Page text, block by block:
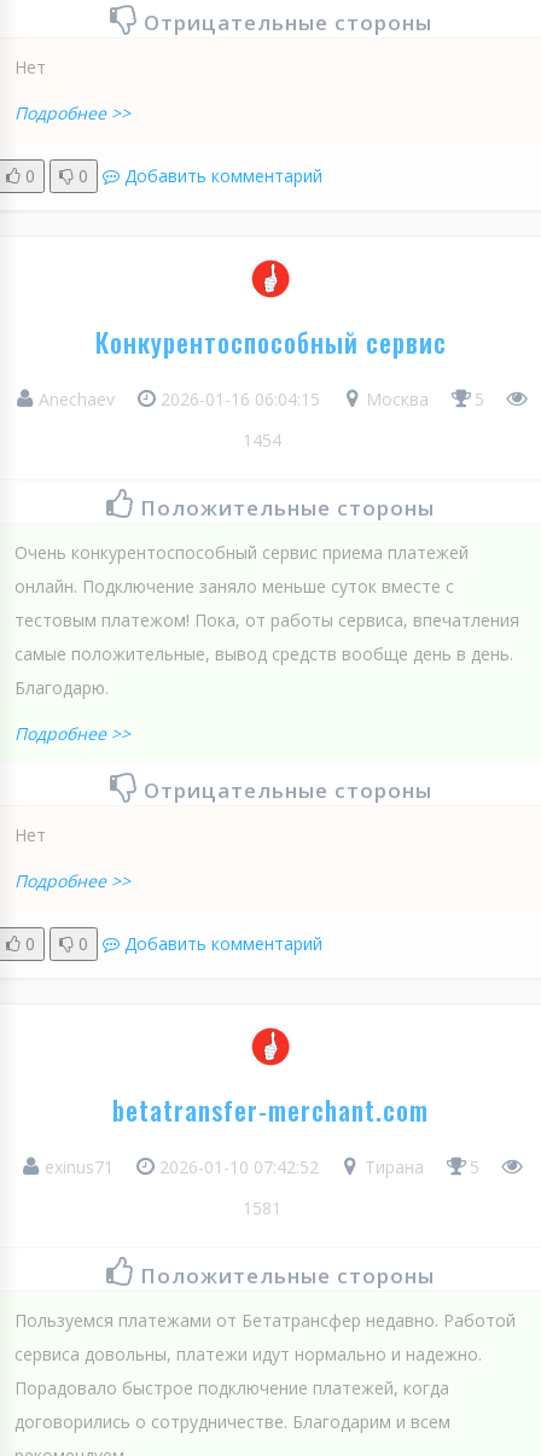
Отрицательные стороны
Нет
Подробнее >>
0 0 Добавить комментарий
Конкурентоспособный сервис
Аnechaev 2026-01-16 06:04:15 Москва
5
1454
Положительные стороны
Очень конкурентоспособный сервис приема платежей
онлайн. Подключение заняло меньше суток вместе с
тестовым платежом! Пока, от работы сервиса, впечатления
самые положительные, вывод средств вообще день в день.
Благодарю.
Подробнее >>
Отрицательные стороны
Нет
Подробнее >>
0 0 Добавить комментарий
betatransfer-merchant.com
exinus71 2026-01-10 07:42:52 Тирана
5
1581
Положительные стороны
Пользуемся платежами от Бетатрансфер недавно. Работой
сервиса довольны, платежи идут нормально и надежно.
Порадовало быстрое подключение платежей, когда
договорились о сотрудничестве. Благодарим и всем